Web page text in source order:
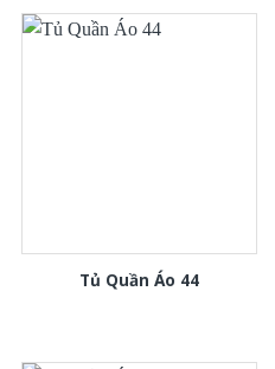
Tủ Quần Áo 44